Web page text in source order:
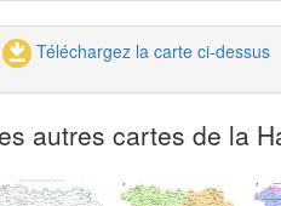
Téléchargez la carte ci-dessus
autres cartes de la